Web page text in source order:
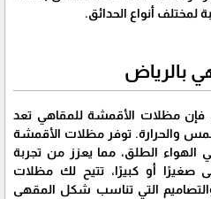
لمختلف أنواع الحدائق.
بالرياض
فإن مظلات الأقمشة للمقاهي تعد
والحرارة. توفر مظلات الأقمشة
الهواء الطلق، مما يعزز من تجربة
صغيرًا أو كبيرًا، تتيح لك مظلات
والتصاميم التي تناسب شكل المقهى